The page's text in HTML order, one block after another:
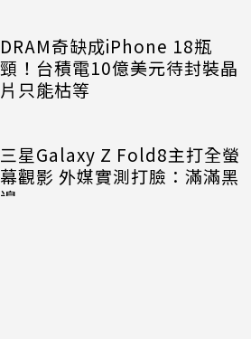
DRAM奇缺成iPhone 18瓶
頸！台積電10億美元待封裝晶
片只能枯等
三星Galaxy Z Fold8主打全螢
幕觀影 外媒實測打臉：滿滿黑
邊